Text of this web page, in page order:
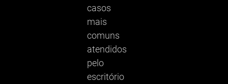
casos
mais
comuns
atendidos
pelo
escritório